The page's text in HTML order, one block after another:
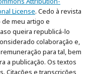
License. Cedo à revista
meu artigo e
queira republicá-lo
colaboração e,
para tal, bem
a publicação. Os textos
Citações e transcrições